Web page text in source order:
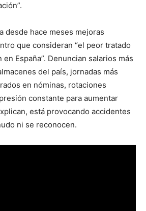
desde hace meses mejoras
que consideran “el peor tratado
España”. Denuncian salarios más
del país, jornadas más
en nóminas, rotaciones
constante para aumentar
está provocando accidentes
ni se reconocen.